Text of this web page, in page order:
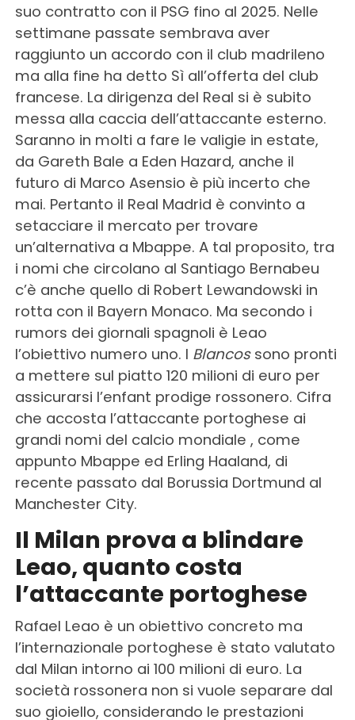
suo contratto con il PSG fino al 2025. Nelle
settimane passate sembrava aver
raggiunto un accordo con il club madrileno
ma alla fine ha detto Sì all’offerta del club
francese. La dirigenza del Real si è subito
messa alla caccia dell’attaccante esterno.
Saranno in molti a fare le valigie in estate,
da Gareth Bale a Eden Hazard, anche il
futuro di Marco Asensio è più incerto che
mai. Pertanto il Real Madrid è convinto a
setacciare il mercato per trovare
un’alternativa a Mbappe. A tal proposito, tra
i nomi che circolano al Santiago Bernabeu
c’è anche quello di Robert Lewandowski in
rotta con il Bayern Monaco. Ma secondo i
rumors dei giornali spagnoli è Leao
l’obiettivo numero uno. I Blancossono pronti
a mettere sul piatto 120 milioni di euro per
assicurarsi l’enfant prodige rossonero. Cifra
che accosta l’attaccante portoghese ai
grandi nomi del calcio mondiale , come
appunto Mbappe ed Erling Haaland, di
recente passato dal Borussia Dortmund al
Manchester City.
Il Milan prova a blindare
Leao, quanto costa
l’attaccante portoghese
Rafael Leao è un obiettivo concreto ma
l’internazionale portoghese è stato valutato
dal Milan intorno ai 100 milioni di euro. La
società rossonera non si vuole separare dal
suo gioiello, considerando le prestazioni